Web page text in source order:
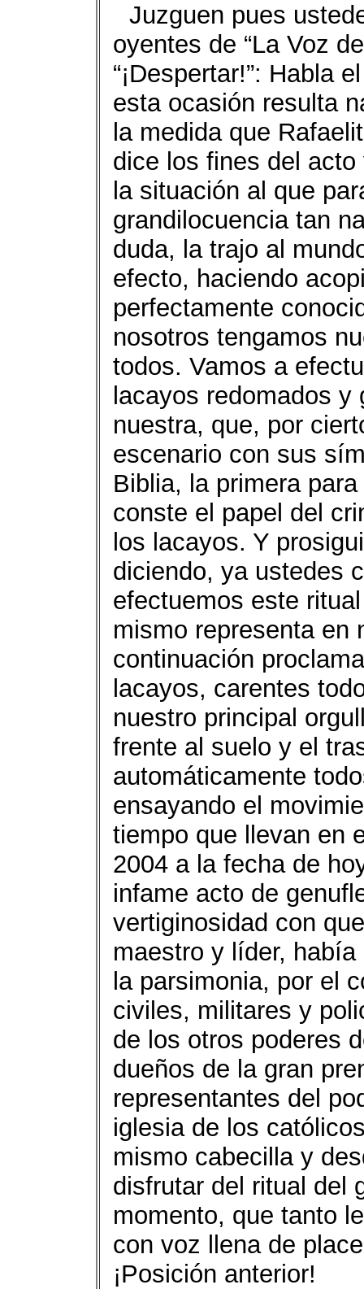
Juzguen pues
oyentes de “La Voz
“¡Despertar!”: Habla
esta ocasión resulta
la medida que
dice los fines del
la situación al que
grandilocuencia tan
duda, la trajo al
efecto, haciendo
perfectamente
nosotros tengamos
todos. Vamos a
lacayos redomados
nuestra, que, por
escenario con sus
Biblia, la primera
conste el papel del
los lacayos. Y
diciendo, ya ustedes
efectuemos este
mismo representa en
continuación
lacayos, carentes
nuestro principal
frente al suelo y el
automáticamente
ensayando el
tiempo que llevan en
2004 a la fecha de
infame acto de
vertiginosidad con
maestro y líder,
la parsimonia, por el
civiles, militares y
de los otros poderes
dueños de la gran
representantes del
iglesia de los
mismo cabecilla y
disfrutar del ritual del
momento, que tanto
con voz llena de
¡Posición anterior!